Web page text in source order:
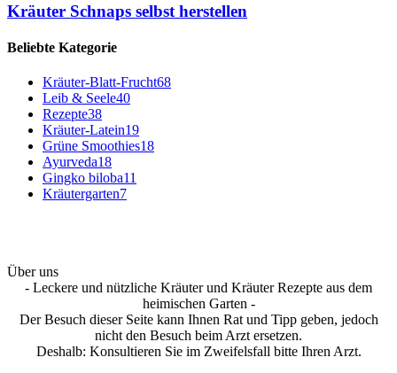
Kräuter Schnaps selbst herstellen
Beliebte Kategorie
Kräuter-Blatt-Frucht68
Leib & Seele40
Rezepte38
Kräuter-Latein19
Grüne Smoothies18
Ayurveda18
Gingko biloba11
Kräutergarten7
Über uns
- Leckere und nützliche Kräuter und Kräuter Rezepte aus dem
heimischen Garten -
Der Besuch dieser Seite kann Ihnen Rat und Tipp geben, jedoch
nicht den Besuch beim Arzt ersetzen.
Deshalb: Konsultieren Sie im Zweifelsfall bitte Ihren Arzt.